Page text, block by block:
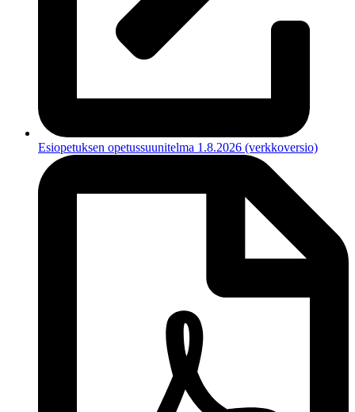
Esiopetuksen opetussuunitelma 1.8.2026 (verkkoversio)